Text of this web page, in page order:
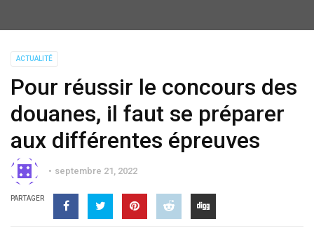
ACTUALITÉ
Pour réussir le concours des
douanes, il faut se préparer
aux différentes épreuves
septembre 21, 2022
PARTAGER